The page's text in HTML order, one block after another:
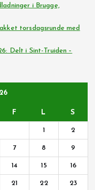
i Brugge,
torsdagsrunde med
Delt i Sint-Truiden –
F L S
1 2
7 8 9
14 15 16
21 22 23